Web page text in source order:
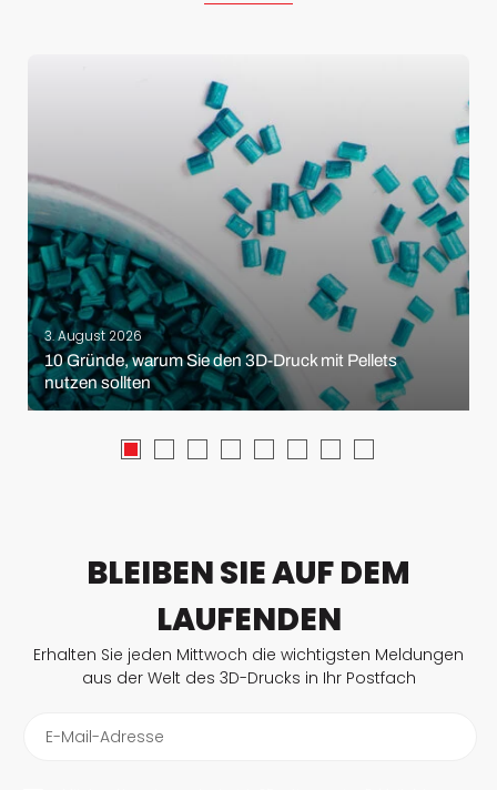
3. August 2026
10 Gründe, warum Sie den 3D-Druck mit Pellets
nutzen sollten
BLEIBEN SIE AUF DEM
LAUFENDEN
Erhalten Sie jeden Mittwoch die wichtigsten Meldungen
aus der Welt des 3D-Drucks in Ihr Postfach
E-Mail-Adresse